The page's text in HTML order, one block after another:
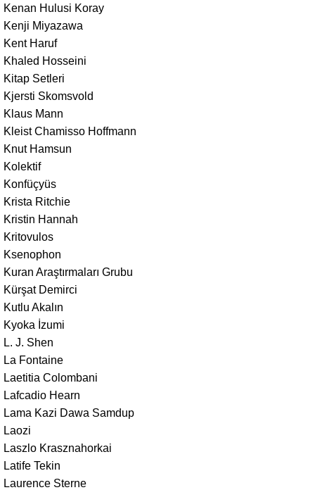
Kenan Hulusi Koray
Kenji Miyazawa
Kent Haruf
Khaled Hosseini
Kitap Setleri
Kjersti Skomsvold
Klaus Mann
Kleist Chamisso Hoffmann
Knut Hamsun
Kolektif
Konfüçyüs
Krista Ritchie
Kristin Hannah
Kritovulos
Ksenophon
Kuran Araştırmaları Grubu
Kürşat Demirci
Kutlu Akalın
Kyoka İzumi
L. J. Shen
La Fontaine
Laetitia Colombani
Lafcadio Hearn
Lama Kazi Dawa Samdup
Laozi
Laszlo Krasznahorkai
Latife Tekin
Laurence Sterne